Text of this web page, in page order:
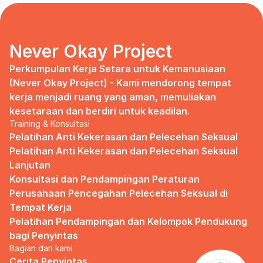
marketing strategy, I uphold myself to fill
that position. I believe I had something to
give, I like designing, and Social Media is
kinda my forte, so I did work on that solo.
Until one day I’ve had enough:
I came to work finding out that they
outsourced a social media analyst (which
conveniently consists of ALL GUYS) to
Don’t get me wrong, I want the best for
the company, but they didn’t even run it
up on me that they’re trying to solve the
marketing problem (that I was unaware
of).
I will never forget the laughs they all
shared in the meeting room, with no vagina
Never Okay Project
Perkumpulan Kerja Setara untuk Kemanusiaan
(Never Okay Project) - Kami mendorong tempat
kerja menjadi ruang yang aman, memuliakan
kesetaraan dan berdiri untuk keadilan.
Training & Konsultasi
Pelatihan Anti Kekerasan dan Pelecehan Seksual
Pelatihan Anti Kekerasan dan Pelecehan Seksual
Lanjutan
Konsultasi dan Pendampingan Peraturan
Perusahaan Pencegahan Pelecehan Seksual di
Tempat Kerja
Pelatihan Pendampingan dan Kelompok Pendukung
bagi Penyintas
Bagian dari kami